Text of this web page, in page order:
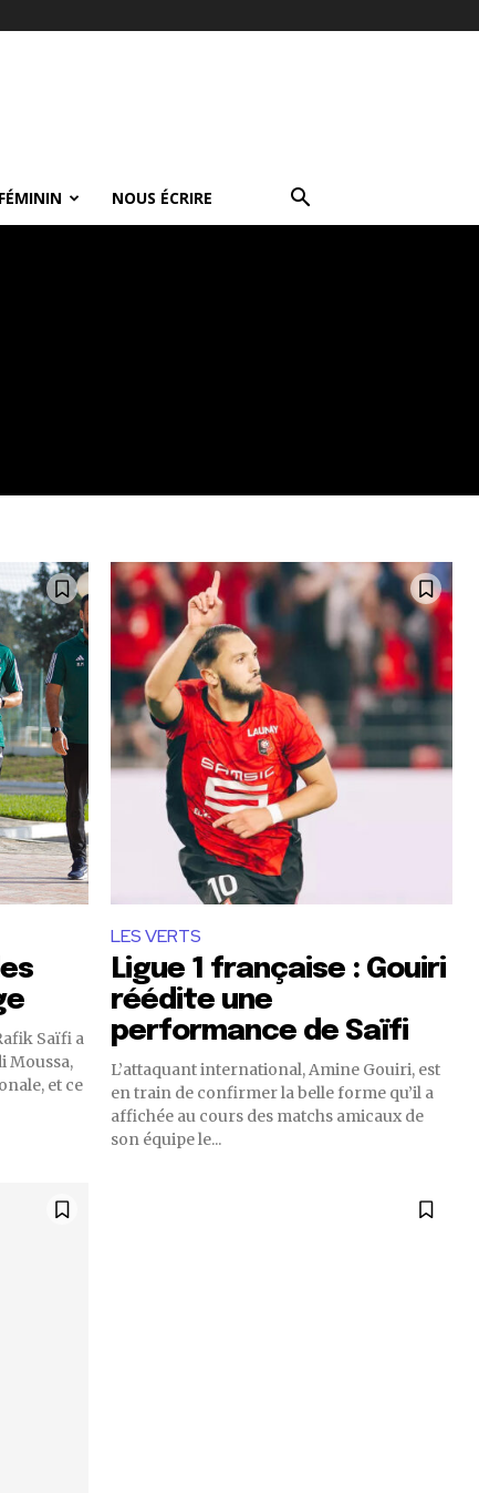
NOUS ÉCRIRE
Saïfi a
Moussa,
et ce
LES VERTS
Ligue 1 française : Gouiri
réédite une
performance de Saïfi
L’attaquant international, Amine Gouiri, est
en train de confirmer la belle forme qu’il a
affichée au cours des matchs amicaux de
son équipe le...